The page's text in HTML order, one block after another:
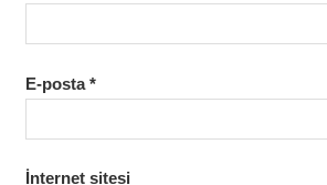
E-posta*
İnternet sitesi